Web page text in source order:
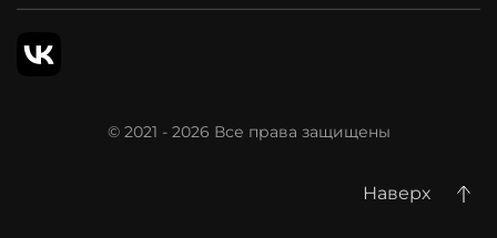
© 2021 - 2026 Все права защищены
Наверх